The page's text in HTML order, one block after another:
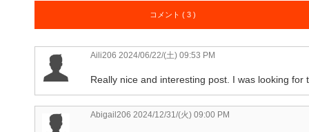
コメント ( 3 )
Aili206 2024/06/22/(土) 09:53 PM
Really nice and interesting post. I was looking
Abigail206 2024/12/31/(火) 09:00 PM